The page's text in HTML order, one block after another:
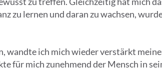
zu lernen und daran zu wachsen,
wandte ich mich wieder verstärkt
für mich zunehmend der Mensch in